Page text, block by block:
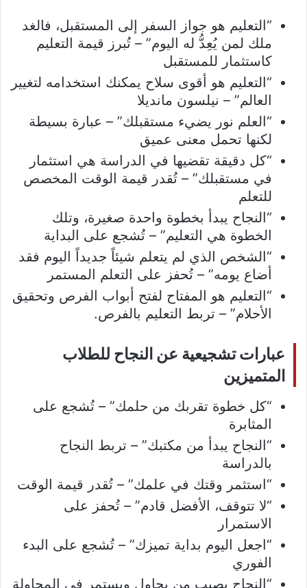
“التعليم هو جواز السفر إلى المستقبل، فالغد
ملك لمن يُعِدُّ له اليوم” – تُبرز قيمة التعليم
كاستثمار للمستقبل
“التعليم هو أقوى سلاح يمكنك استخدامه لتغيير
العالم” – نيلسون مانديلا
“العلم نور يضيء مستقبلك” – عبارة بسيطة
لكنها تحمل معنى عميق
“كل دقيقة تقضيها في الدراسة هي استثمار
في مستقبلك” – تُقدر قيمة الوقت المخصص
للتعلم
“النجاح يبدأ بخطوة واحدة صغيرة، وتلك
الخطوة هي التعليم” – تُشجع على البداية
“الشخص الذي لم يتعلم شيئاً جديداً اليوم فقد
أضاع يومه” – تُحفز على التعلم المستمر
“التعليم هو المفتاح لفتح أبواب الفرص وتحقيق
الأحلام” – تربط التعليم بالفرص.
عبارات تشجيعية عن النجاح للطلاب
المتميزين
“كل خطوة تقربك من حلمك” – تُشجع على
المثابرة
“النجاح يبدأ من مكتبك” – تربط النجاح
بالدراسة
“استثمر وقتك في علمك” – تُقدر قيمة الوقت
“لا تتوقف، الأفضل قادم” – تُحفز على
الاستمرار
“اجعل اليوم بداية تميزك” – تُشجع على البدء
الفوري
“النجاح يصيب من يحاول ويستمر في المحاولة